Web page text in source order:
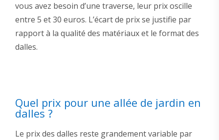
vous avez besoin d’une traverse, leur prix oscille
entre 5 et 30 euros. L’écart de prix se justifie par
rapport à la qualité des matériaux et le format des
dalles.
Quel prix pour une allée de jardin en
dalles ?
Le prix des dalles reste grandement variable par